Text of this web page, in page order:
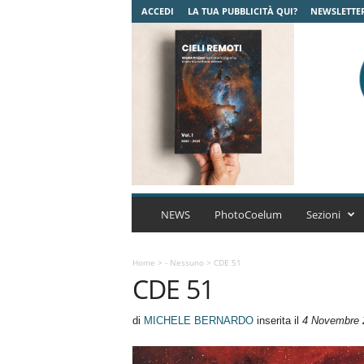
ACCEDI LA TUA PUBBLICITÀ QUI?
C
r
NEWS PhotoCoelum Sezioni
Home > - Nessuno> CDE 51
CDE 51
di MICHELE BERNARDOinserita il 4 Novembre